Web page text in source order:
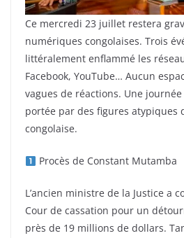
Ce mercredi 23 juillet restera
numériques congolaises. Trois
littéralement enflammé les
Facebook, YouTube… Aucun
vagues de réactions. Une
portée par des figures atypiques
congolaise.
Procès de Constant Mutamba
L’ancien ministre de la Justice a
Cour de cassation pour un
près de 19 millions de dollars.